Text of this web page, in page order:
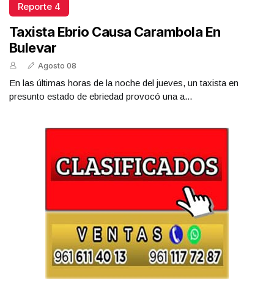
Reporte 4
Taxista Ebrio Causa Carambola En
Bulevar
Agosto 08
En las últimas horas de la noche del jueves, un taxista en
presunto estado de ebriedad provocó una a...